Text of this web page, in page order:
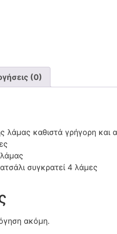
(0)
λάμας καθιστά γρήγορη
λάμας
συγκρατεί 4 λάμες
ακόμη.